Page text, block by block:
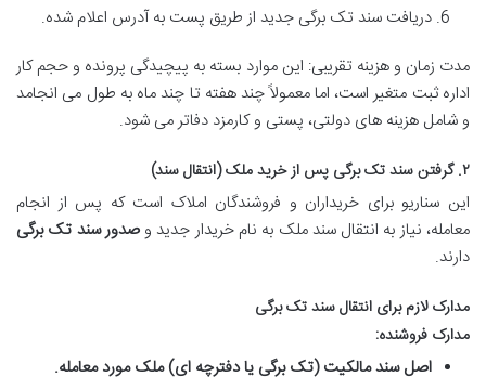
دریافت سند تک برگی جدید از طریق پست به آدرس اعلام شده.
مدت زمان و هزینه تقریبی: این موارد بسته به پیچیدگی پرونده و حجم کار
اداره ثبت متغیر است، اما معمولاً چند هفته تا چند ماه به طول می انجامد
و شامل هزینه های دولتی، پستی و کارمزد دفاتر می شود.
۲. گرفتن سند تک برگی پس از خرید ملک (انتقال سند)
این سناریو برای خریداران و فروشندگان املاک است که پس از انجام
معامله، نیاز به انتقال سند ملک به نام خریدار جدید وصدور سند تک برگی
دارند.
مدارک لازم برای انتقال سند تک برگی
مدارک فروشنده:
اصل سند مالکیت (تک برگی یا دفترچه ای) ملک مورد معامله.